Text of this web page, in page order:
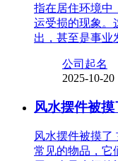
指在居住环境中
运受损的现象。
出，甚至是事业
公司起名
2025-10-20
风水摆件被
风水摆件被摸了
常见的物品，它